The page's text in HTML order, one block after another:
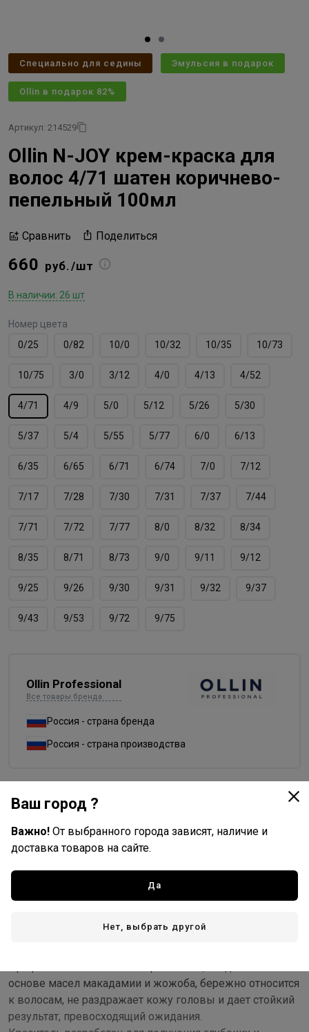
Специально для седины Эмульсия в подарок
Ollin в подарок 82%
Артикул: 214529
Ollin N-JOY крем-краска для
волос 4/71 шатен коричнево-
пепельный 100мл
Сравнить Поделиться
660 руб./шт
В наличии: 26 шт
Номер цвета
0/25
0/82 10/0 10/32 10/35 10/73
10/75 3/0 3/12 4/0 4/13 4/52
4/71 4/9 5/0 5/12 5/26 5/30
5/37 5/4 5/55 5/77 6/0 6/13
6/35 6/65 6/71 6/74 7/0 7/12
7/17 7/28 7/30 7/31 7/37 7/44
7/71 7/72 7/77 8/0 8/32 8/34
8/35 8/71 8/73 9/0 9/11 9/12
9/25 9/26 9/30 9/31 9/32 9/37
9/43 9/53 9/72 9/75
Ollin Professional
Все товары бренда
Россия - страна бренда
Россия - страна производства
Доставка
Стоимость и способы доставки будут доступны при
оформлении заказа.
Описание
Совершенная технология и привычный алгоритм
основе масел макадамии и жожоба, бережно относится
к волосам, не раздражает кожу головы и дает стойкий
результат, превосходящий ожидания.
Ваш город ?
Важно! От выбранного города зависят, наличие и
доставка товаров на сайте.
Да
Нет, выбрать другой